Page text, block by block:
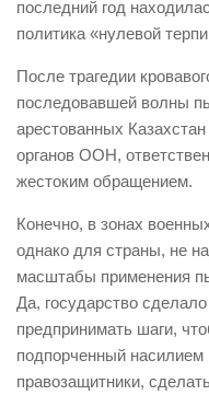
последний год
политика «нулевой
После трагедии
последовавшей волны
арестованных
органов ООН,
жестоким обращением.
Конечно, в зонах
однако для страны, не
масштабы применения
Да, государство
предпринимать шаги,
подпорченный
правозащитники,